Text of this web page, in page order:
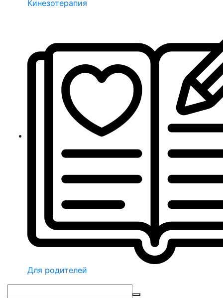
Кинезотерапия
Для родителей